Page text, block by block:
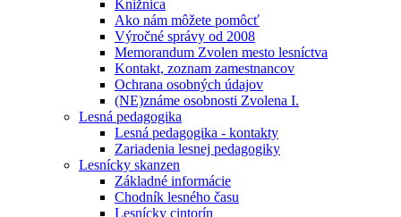
Knižnica
Ako nám môžete pomôcť
Výročné správy od 2008
Memorandum Zvolen mesto lesníctva
Kontakt, zoznam zamestnancov
Ochrana osobných údajov
(NE)známe osobnosti Zvolena I.
Lesná pedagogika
Lesná pedagogika - kontakty
Zariadenia lesnej pedagogiky
Lesnícky skanzen
Základné informácie
Chodník lesného času
Lesnícky cintorín